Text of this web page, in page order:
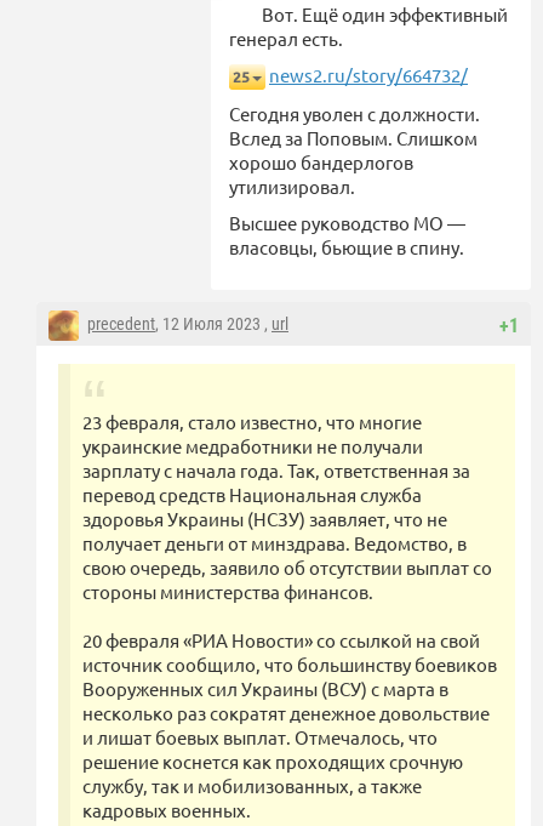
Вот. Ещё один эффективный
генерал есть.
25
news2.ru/story/664732/
Сегодня уволен с должности.
Вслед за Поповым. Слишком
хорошо бандерлогов
утилизировал.
Высшее руководство МО —
власовцы, бьющие в спину.
+1
precedent, 12 Июля 2023 , url
23 февраля, стало известно, что многие
украинские медработники не получали
зарплату с начала года. Так, ответственная за
перевод средств Национальная служба
здоровья Украины (НСЗУ) заявляет, что не
получает деньги от минздрава. Ведомство, в
свою очередь, заявило об отсутствии выплат со
стороны министерства финансов.
20 февраля «РИА Новости» со ссылкой на свой
источник сообщило, что большинству боевиков
Вооруженных сил Украины (ВСУ) с марта в
несколько раз сократят денежное довольствие
и лишат боевых выплат. Отмечалось, что
решение коснется как проходящих срочную
службу, так и мобилизованных, а также
кадровых военных.